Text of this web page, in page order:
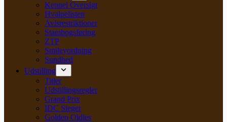
Kennel Oversigt
Hvalpelisten
Avlsrestriktioner
Stambogsføring
ZTP
Smileyordning
Sundhed
Udstilling
Titler
Udstillingsregler
Grand Prix
IDC Sieger
Golden Oldies